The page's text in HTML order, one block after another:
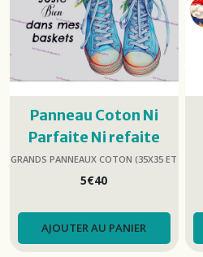
Panneau Coton Ni
Parfaite Ni refaite
35x35cm
GRANDS PANNEAUX COTON (35X35 ET
5€40
AJOUTER AU PANIER